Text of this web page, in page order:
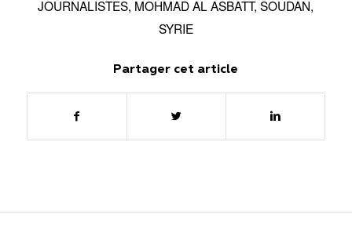
JOURNALISTES, MOHMAD AL ASBATT,SOUDAN,
SYRIE
Partager cet article